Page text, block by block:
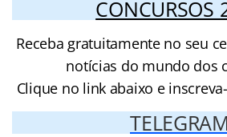
CONCURSOS
Receba gratuitamente no seu
notícias do mundo dos
Clique no link abaixo e
TELEGRAM